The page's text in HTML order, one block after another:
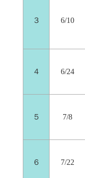
３ 6/10
４ 6/24
５ 7/8
６ 7/22